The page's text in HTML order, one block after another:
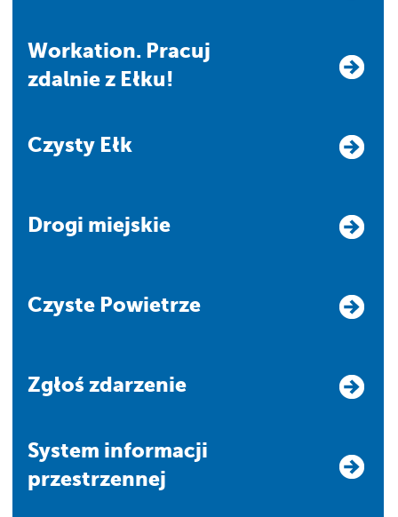
Workation. Pracuj
zdalnie z Ełku!
Czysty Ełk
Drogi miejskie
Czyste Powietrze
Zgłoś zdarzenie
system informacji
przestrzennej